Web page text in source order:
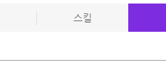
스킬